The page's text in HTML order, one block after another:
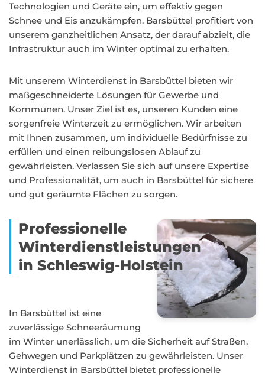
Technologien und Geräte ein, um effektiv gegen
Schnee und Eis anzukämpfen. Barsbüttel profitiert von
unserem ganzheitlichen Ansatz, der darauf abzielt, die
Infrastruktur auch im Winter optimal zu erhalten.
Mit unserem Winterdienst in Barsbüttel bieten wir
maßgeschneiderte Lösungen für Gewerbe und
Kommunen. Unser Ziel ist es, unseren Kunden eine
sorgenfreie Winterzeit zu ermöglichen. Wir arbeiten
mit Ihnen zusammen, um individuelle Bedürfnisse zu
erfüllen und einen reibungslosen Ablauf zu
gewährleisten. Verlassen Sie sich auf unsere Expertise
und Professionalität, um auch in Barsbüttel für sichere
und gut geräumte Flächen zu sorgen.
Professionelle
Winterdienstleistungen
in Schleswig-Holstein
In Barsbüttel ist eine
zuverlässige Schneeräumung
im Winter unerlässlich, um die Sicherheit auf Straßen,
Gehwegen und Parkplätzen zu gewährleisten. Unser
Winterdienst in Barsbüttel bietet professionelle